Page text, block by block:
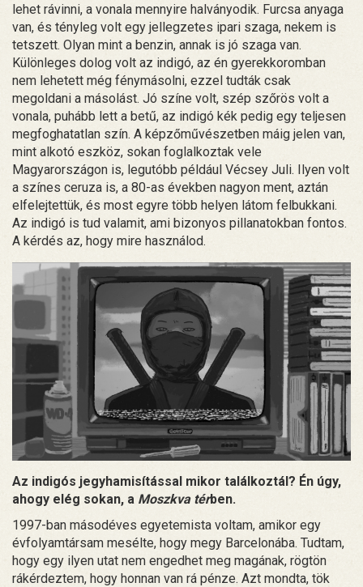
lehet rávinni, a vonala mennyire halványodik. Furcsa anyaga
van, és tényleg volt egy jellegzetes ipari szaga, nekem is
tetszett. Olyan mint a benzin, annak is jó szaga van.
Különleges dolog volt az indigó, az én gyerekkoromban
nem lehetett még fénymásolni, ezzel tudták csak
megoldani a másolást. Jó színe volt, szép szőrös volt a
vonala, puhább lett a betű, az indigó kék pedig egy teljesen
megfoghatatlan szín. A képzőművészetben máig jelen van,
mint alkotó eszköz, sokan foglalkoztak vele
Magyarországon is, legutóbb például Vécsey Juli. Ilyen volt
a színes ceruza is, a 80-as években nagyon ment, aztán
elfelejtettük, és most egyre több helyen látom felbukkani.
Az indigó is tud valamit, ami bizonyos pillanatokban fontos.
A kérdés az, hogy mire használod.
Az indigós jegyhamisítással mikor találkoztál? Én úgy,
ahogy elég sokan, a Moszkva térben.
1997-ban másodéves egyetemista voltam, amikor egy
évfolyamtársam mesélte, hogy megy Barcelonába. Tudtam,
hogy egy ilyen utat nem engedhet meg magának, rögtön
rákérdeztem, hogy honnan van rá pénze. Azt mondta, tök